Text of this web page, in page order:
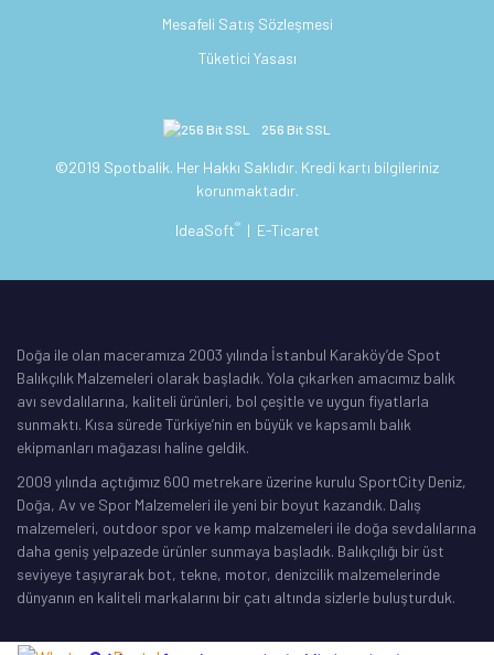
Mesafeli Satış Sözleşmesi
Tüketici Yasası
256 Bit SSL
©2019 Spotbalik. Her Hakkı Saklıdır. Kredi kartı bilgileriniz
korunmaktadır.
IdeaSoft® | E-Ticaret
Doğa ile olan maceramıza 2003 yılında İstanbul Karaköy’de Spot
Balıkçılık Malzemeleri olarak başladık. Yola çıkarken amacımız balık
avı sevdalılarına, kaliteli ürünleri, bol çeşitle ve uygun fiyatlarla
sunmaktı. Kısa sürede Türkiye’nin en büyük ve kapsamlı balık
ekipmanları mağazası haline geldik.
2009 yılında açtığımız 600 metrekare üzerine kurulu SportCity Deniz,
Doğa, Av ve Spor Malzemeleri ile yeni bir boyut kazandık. Dalış
malzemeleri, outdoor spor ve kamp malzemeleri ile doğa sevdalılarına
daha geniş yelpazede ürünler sunmaya başladık. Balıkçılığı bir üst
seviyeye taşıyrarak bot, tekne, motor, denizcilik malzemelerinde
dünyanın en kaliteli markalarını bir çatı altında sizlerle buluşturduk.